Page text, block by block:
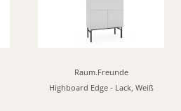
Raum.Freunde
Highboard Edge - Lack, Weiß